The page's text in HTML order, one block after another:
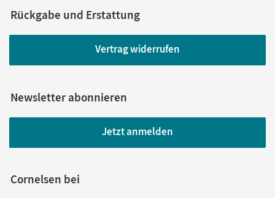
Rückgabe und Erstattung
Vertrag widerrufen
Newsletter abonnieren
Jetzt anmelden
Cornelsen bei